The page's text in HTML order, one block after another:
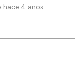
hace 4 años